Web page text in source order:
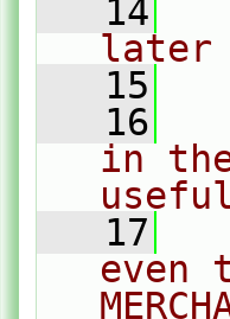
   14
later
   15
   16
in
   17
even